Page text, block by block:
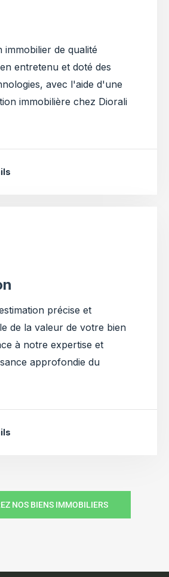
immobilier de qualité
entretenu et doté des
avec l'aide d'une
immobilière chez Diorali
précise et
de la valeur de votre bien
à notre expertise et
approfondie du
NOS BIENS IMMOBILIERS